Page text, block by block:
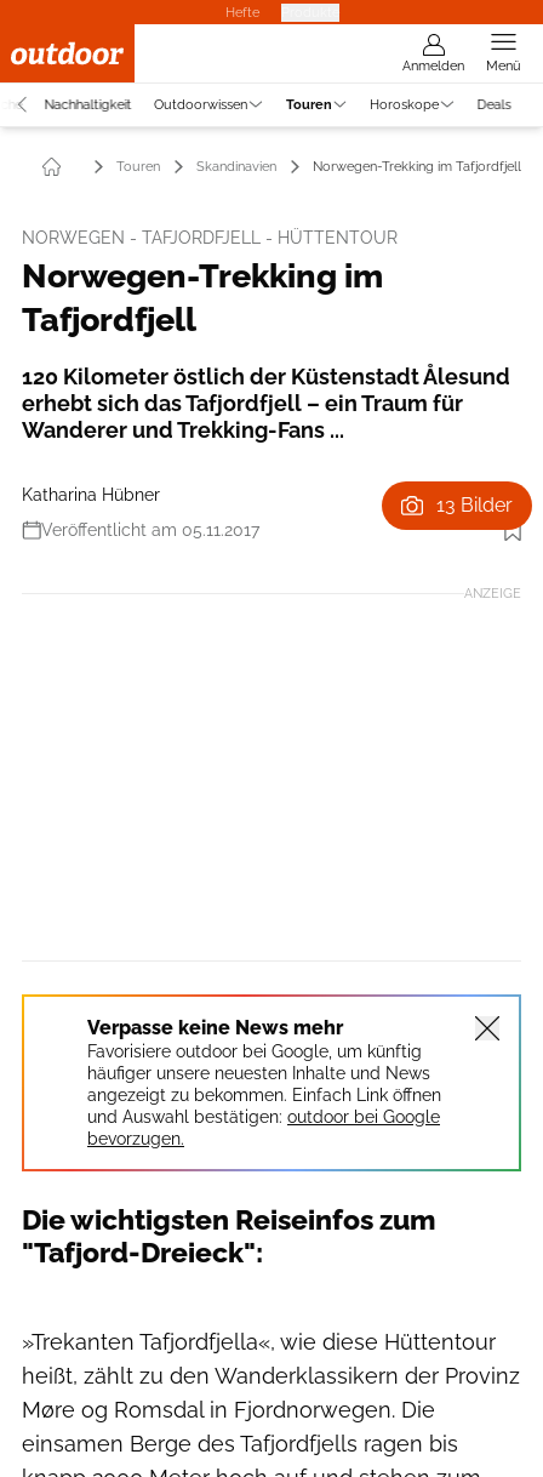
Hefte
Anmelden Menü
Nachhaltigkeit Outdoorwissen Touren Horoskope Deals
Touren Skandinavien Norwegen-Trekking im Tafjordfjell
NORWEGEN - TAFJORDFJELL - HÜTTENTOUR
Norwegen-Trekking im
Tafjordfjell
120 Kilometer östlich der Küstenstadt Ålesund
erhebt sich das Tafjordfjell – ein Traum für
Wanderer und Trekking-Fans ...
Katharina Hübner
Veröffentlicht am 05.11.2017
Foto: Christoph Jorda
13 Bilder
ANZEIGE
Verpasse keine News mehr
Favorisiere outdoor bei Google, um künftig
häufiger unsere neuesten Inhalte und News
angezeigt zu bekommen. Einfach Link öffnen
und Auswahl bestätigen: outdoor bei Google
bevorzugen.
Die wichtigsten Reiseinfos zum
"Tafjord-Dreieck":
»Trekanten Tafjordfjella«, wie diese Hüttentour
heißt, zählt zu den Wanderklassikern der Provinz
Møre og Romsdal in Fjordnorwegen. Die
einsamen Berge des Tafjordfjells ragen bis